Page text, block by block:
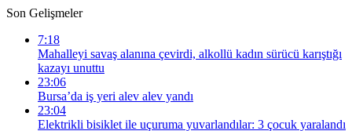
Son Gelişmeler
7:18
Mahalleyi savaş alanına çevirdi, alkollü kadın sürücü karıştığı
kazayı unuttu
23:06
Bursa’da iş yeri alev alev yandı
23:04
Elektrikli bisiklet ile uçuruma yuvarlandılar: 3 çocuk yaralandı